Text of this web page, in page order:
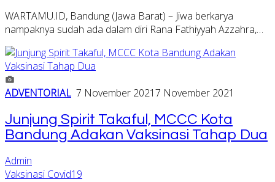
WARTAMU.ID, Bandung (Jawa Barat) – Jiwa berkarya
nampaknya sudah ada dalam diri Rana Fathiyyah Azzahra,…
ADVENTORIAL 7 November 20217 November 2021
Junjung Spirit Takaful, MCCC Kota
Bandung Adakan Vaksinasi Tahap Dua
Admin
Vaksinasi Covid19